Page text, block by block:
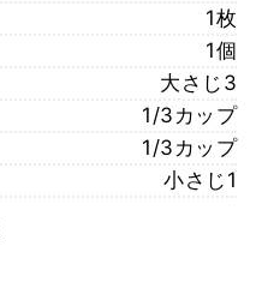
1枚
1個
大さじ3
1/3カップ
1/3カップ
小さじ1